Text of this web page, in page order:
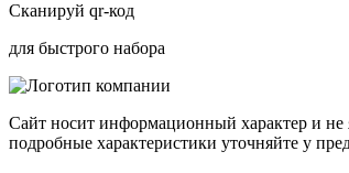
Сканируй qr-код
для быстрого набора
Сайт носит информационный характер и не
подробные характеристики уточняйте у